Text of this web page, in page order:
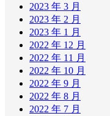
2023 年 3 月
2023 年 2 月
2023 年 1 月
2022 年 12 月
2022 年 11 月
2022 年 10 月
2022 年 9 月
2022 年 8 月
2022 年 7 月